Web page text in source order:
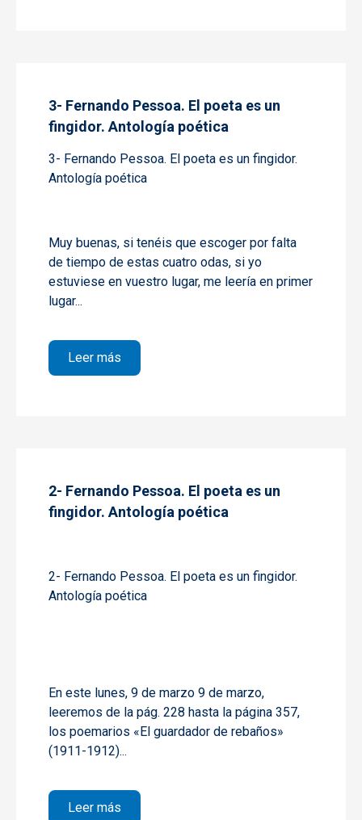
3- Fernando Pessoa. El poeta es un
fingidor. Antología poética
3- Fernando Pessoa. El poeta es un fingidor.
Antología poética
Muy buenas, si tenéis que escoger por falta
de tiempo de estas cuatro odas, si yo
estuviese en vuestro lugar, me leería en primer
lugar...
Leer más
2- Fernando Pessoa. El poeta es un
fingidor. Antología poética
2- Fernando Pessoa. El poeta es un fingidor.
Antología poética
En este lunes, 9 de marzo 9 de marzo,
leeremos de la pág. 228 hasta la página 357,
los poemarios «El guardador de rebaños»
(1911-1912)...
Leer más